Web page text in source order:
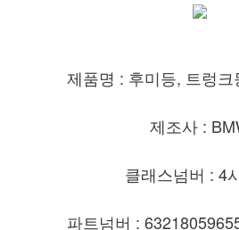
제품명 : 후미등, 트렁
제조사 :
클래스넘버 : 4
파트넘버 :